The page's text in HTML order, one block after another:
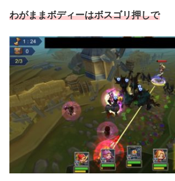
わがままボディーはボスゴリ押しで